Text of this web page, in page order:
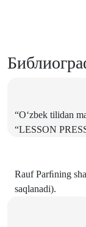
“O‘zbek tilidan
“LESSON
Rauf Parﬁning
saqlanadi).